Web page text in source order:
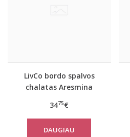
LivCo bordo spalvos
chalatas Aresmina
3475€
DAUGIAU